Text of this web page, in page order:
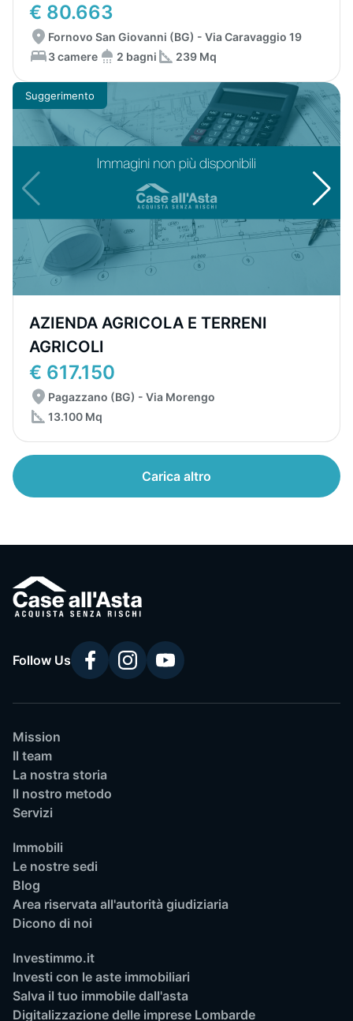
€ 80.663
Fornovo San Giovanni (BG) - Via Caravaggio 19
3 camere
2 bagni 239 Mq
Suggerimento
AZIENDA AGRICOLA E TERRENI
AGRICOLI
€ 617.150
Pagazzano (BG) - Via Morengo
13.100 Mq
Carica altro
Follow Us
Mission
Il team
La nostra storia
Il nostro metodo
Servizi
Immobili
Le nostre sedi
Blog
Area riservata all'autorità giudiziaria
Dicono di noi
Investimmo.it
Investi con le aste immobiliari
Salva il tuo immobile dall'asta
Digitalizzazione delle imprese Lombarde